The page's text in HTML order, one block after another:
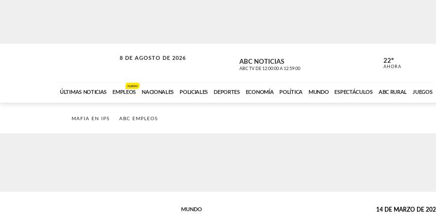
8 DE AGOSTO DE 2026
SOLO MÚSICA ABC NOTICIAS
ABC TV DE 12:00:00 A 12:59:00 ABC CARDINAL
22º
AHORA
ÚLTIMAS NOTICIAS EMPLEOS
NUEVO
NACIONALES POLICIALES DEPORTES ECONOMÍA POLÍTICA MUNDO ESPECTÁCULOS ABC RURAL JUEGOS
MAFIA EN IPS ABC EMPLEOS
MUNDO 14 DE MARZO DE